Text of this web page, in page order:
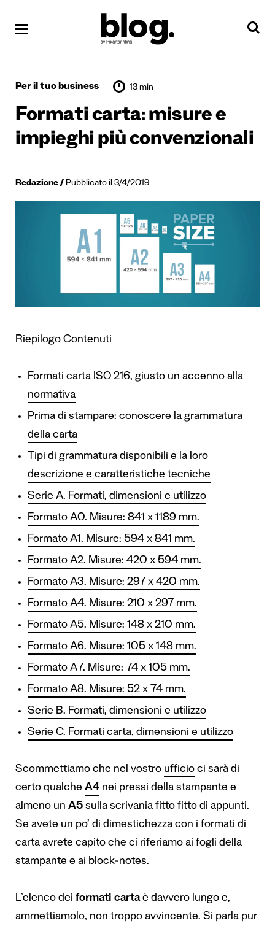
Per il tuo business 13 min
Formati carta: misure e
impieghi più convenzionali
Redazione Pubblicato il 3/4/2019
Riepilogo Contenuti
Formati carta ISO 216, giusto un accenno alla
normativa
Prima di stampare: conoscere la grammatura
della carta
Tipi di grammatura disponibili e la loro
descrizione e caratteristiche tecniche
Serie A. Formati, dimensioni e utilizzo
Formato A0. Misure: 841 x 1189 mm.
Formato A1. Misure: 594 x 841 mm.
Formato A2. Misure: 420 x 594 mm.
Formato A3. Misure: 297 x 420 mm.
Formato A4. Misure: 210 x 297 mm.
Formato A5. Misure: 148 x 210 mm.
Formato A6. Misure: 105 x 148 mm.
Formato A7. Misure: 74 x 105 mm.
Formato A8. Misure: 52 x 74 mm.
Serie B. Formati, dimensioni e utilizzo
Serie C. Formati carta, dimensioni e utilizzo
Scommettiamo che nel vostro ufficio ci sarà di
certo qualche A4 nei pressi della stampante e
almeno un A5 sulla scrivania fitto fitto di appunti.
Se avete un po’ di dimestichezza con i formati di
carta avrete capito che ci riferiamo ai fogli della
stampante e ai block-notes.
L’elenco dei formati cartaè davvero lungo e,
ammettiamolo, non troppo avvincente. Si parla pur